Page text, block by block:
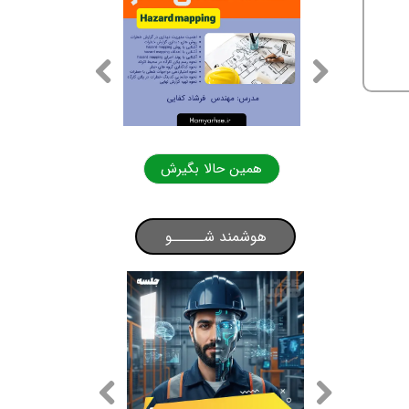
همین حالا بگیرش
هوشمند شـــــو